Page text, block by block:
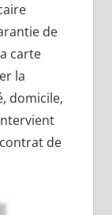
de
carte
la
domicile,
de